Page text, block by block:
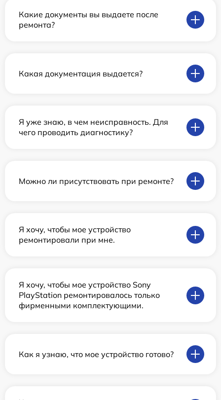
Какие документы вы выдаете после
ремонта?
Какая документация выдается?
Я уже знаю, в чем неисправность. Для
чего проводить диагностику?
Можно ли присутствовать при ремонте?
Я хочу, чтобы мое устройство
ремонтировали при мне.
Я хочу, чтобы мое устройство Sony
PlayStation ремонтировалось только
фирменными комплектующими.
Как я узнаю, что мое устройство готово?